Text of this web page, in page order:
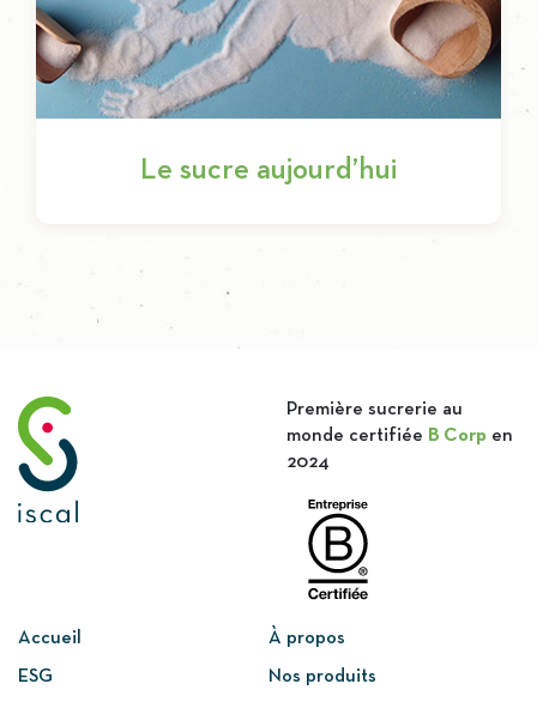
Le sucre aujourd’hui
Accueil À propos
ESG Nos produits
Première sucrerie au
monde certifiée B Corp en
2024